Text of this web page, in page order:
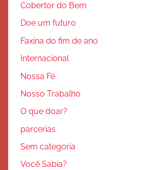
Cobertor do Bem
Doe um futuro
Faxina do fim de ano
Internacional
Nossa Fé
Nosso Trabalho
O que doar?
parcerias
Sem categoria
Você Sabia?